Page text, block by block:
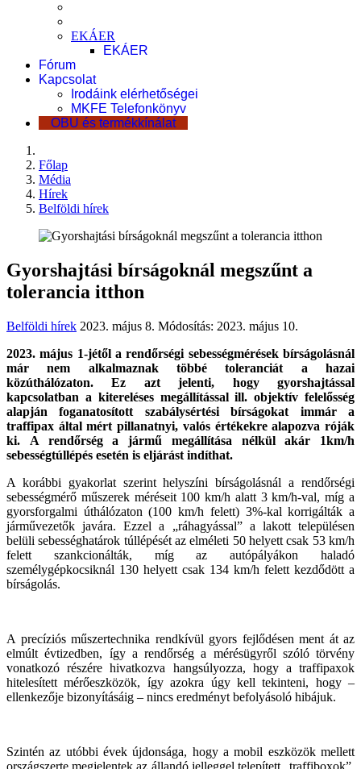
EKÁER
EKÁER
Fórum
Kapcsolat
Irodáink elérhetőségei
MKFE Telefonkönyv
OBU és termékkínálat
Főlap
Média
Hírek
Belföldi hírek
Gyorshajtási bírságoknál megszűnt a
tolerancia itthon
Belföldi hírek 2023. május 8. Módosítás: 2023. május 10.
2023. május 1-jétől a rendőrségi sebességmérések bírságolásnál
már nem alkalmaznak többé toleranciát a hazai
közúthálózaton. Ez azt jelenti, hogy gyorshajtással
kapcsolatban a kitereléses megállítással ill. objektív felelősség
alapján foganatosított szabálysértési bírságokat immár a
traffipax által mért pillanatnyi, valós értékekre alapozva róják
ki. A rendőrség a jármű megállítása nélkül akár 1km/h
sebességtúllépés esetén is eljárást indíthat.
A korábbi gyakorlat szerint helyszíni bírságolásnál a rendőrségi
sebességmérő műszerek méréseit 100 km/h alatt 3 km/h-val, míg a
gyorsforgalmi úthálózaton (100 km/h felett) 3%-kal korrigálták a
járművezetők javára. Ezzel a „ráhagyással” a lakott településen
belüli sebességhatárok túllépését az elméleti 50 helyett csak 53 km/h
felett szankcionálták, míg az autópályákon haladó
személygépkocsiknál 130 helyett csak 134 km/h felett kezdődött a
bírságolás.
A precíziós műszertechnika rendkívül gyors fejlődésen ment át az
elmúlt évtizedben, így a rendőrség a mérésügyről szóló törvény
vonatkozó részére hivatkozva hangsúlyozza, hogy a traffipaxok
hitelesített mérőeszközök, így azokra úgy kell tekinteni, hogy –
ellenkezője bizonyításáig – nincs eredményt befolyásoló hibájuk.
Szintén az utóbbi évek újdonsága, hogy a mobil eszközök mellett
országszerte megjelentek az állandó jelleggel telepített „traffiboxok”,